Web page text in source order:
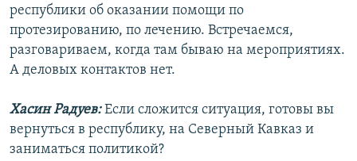
республики об оказании помощи по
протезированию, по лечению. Встречаемся,
разговариваем, когда там бываю на мероприятиях.
А деловых контактов нет.
Хасин Радуев:Если сложится ситуация, готовы вы
вернуться в республику, на Северный Кавказ и
заниматься политикой?